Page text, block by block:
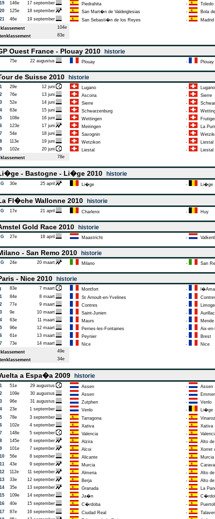
146e 17 september Piedrahita - Toledo
125e 18 september San Mart�n de Valdeiglesias - Bola
46e 19 september San Sebasti�n de los Reyes - Madrid
104e
83e
Ouest France - Plouay 2010 historie
75e 22 augustus Plouay - Plouay
de Suisse 2010 historie
29e 12 juni Lugano - Lugano
76e 13 juni Ascona - Sierre
52e 14 juni Sierre -
63e 15 juni Schwarzenburg -
108e 16 juni Wettingen -
123e 17 juni Meiringen - La
54e 18 juni Savognin -
113e 19 juni Wetzikon - Liestal
102e 20 juni Liestal - Liestal
78e
- Bastogne - Li�ge 2010 historie
30e 25 april Li�ge - Li�ge
Fl�che Wallonne 2010 historie
17e 21 april Charleroi - Huy
Gold Race 2010 historie
27e 18 april Maastricht -
- San Remo 2010 historie
24e 20 maart Milano - San
- Nice 2010 historie
83e 7 maart Montfort -
84e 8 maart St Arnoult-en-Yvelines -
77e 9 maart Contres -
9e 10 maart Saint-Junien - Aurillac
63e 11 maart Maurs - Mende
96e 12 maart Pernes-les-Fontaines - Aix-
61e 13 maart Peynier - Brest
73e 14 maart Nice - Nice
49e
34e
a Espa�a 2009 historie
51e 29 augustus Assen - Assen
109e 30 augustus Assen -
96e 31 augustus Zutphen - Venlo
23e 1 september Venlo - Li�ge
78e 3 september Tarragona - Vinaroz
102e 4 september Xativa - Xativa
148e 5 september Valencia -
145e 6 september Alzira - Alto
101e 7 september Alcoi - Xorret
56e 8 september Alicante - Murcia
43e 9 september Murcia -
112e 11 september Almeria - Alto de
33e 12 september Berja - Alto
35e 13 september Granada - La
109e 14 september Ja�n -
40e 15 september C�rdoba -
87e 16 september Ciudad Real -